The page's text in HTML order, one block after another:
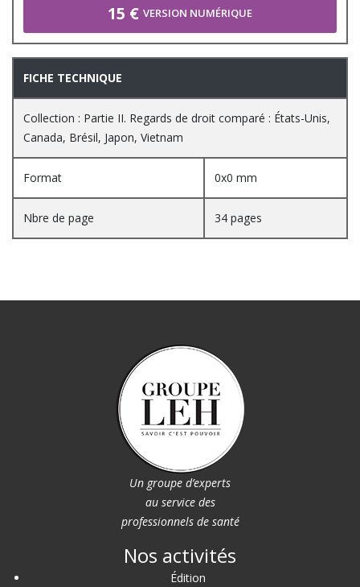
15 € VERSION NUMÉRIQUE
FICHE TECHNIQUE
Collection : Partie II. Regards de droit comparé : États-Unis,
Canada, Brésil, Japon, Vietnam
Format 0x0 mm
Nbre de page 34 pages
Un groupe d’experts
au service des
professionnels de santé
Nos activités
Édition